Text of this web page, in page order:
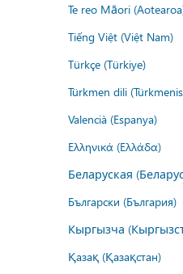
Te reo Māori
Tiếng Việt (Việt Nam)
Türkçe (Türkiye)
Türkmen dili
Valencià (Espanya)
Ελληνικά (Ελλάδα)
Беларуская
Български (България)
Кыргызча
Қазақ (Қазақстан)